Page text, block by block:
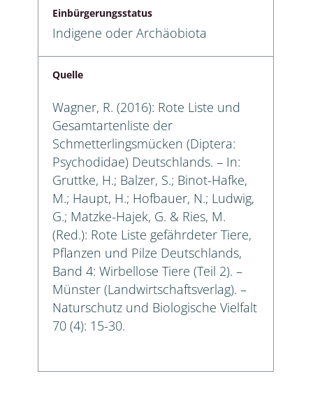
Einbürgerungsstatus
Indigene oder Archäobiota
Quelle
Wagner, R. (2016): Rote Liste und
Gesamtartenliste der
Schmetterlingsmücken (Diptera:
Psychodidae) Deutschlands. – In:
Gruttke, H.; Balzer, S.; Binot-Hafke,
M.; Haupt, H.; Hofbauer, N.; Ludwig,
G.; Matzke-Hajek, G. & Ries, M.
(Red.): Rote Liste gefährdeter Tiere,
Pflanzen und Pilze Deutschlands,
Band 4: Wirbellose Tiere (Teil 2). –
Münster (Landwirtschaftsverlag). –
Naturschutz und Biologische Vielfalt
70 (4): 15-30.